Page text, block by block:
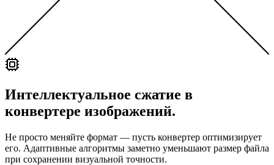
Интеллектуальное сжатие в
конвертере изображений.
Не просто меняйте формат — пусть конвертер оптимизирует
его. Адаптивные алгоритмы заметно уменьшают размер файла
при сохранении визуальной точности.